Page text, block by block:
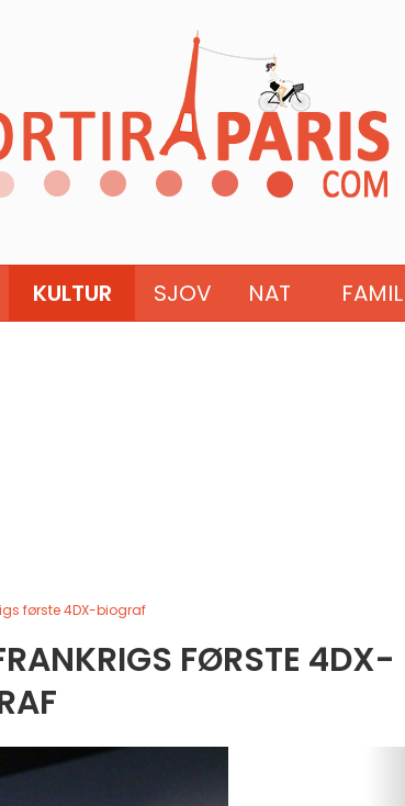
KULTUR SJOV NAT
første 4DX-biograf
FØRSTE 4DX-